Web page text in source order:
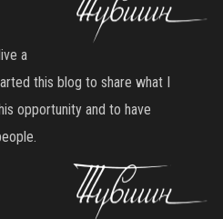
a
this blog to share what I
opportunity and to have